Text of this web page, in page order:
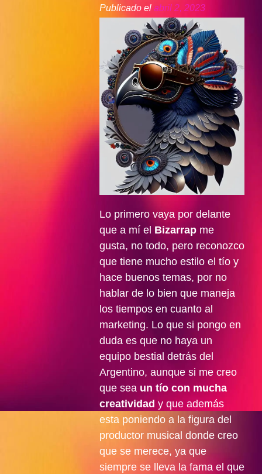
Publicado el abril 2, 2023
Lo primero vaya por delante
que a mí el Bizarrapme
gusta, no todo, pero reconozco
que tiene mucho estilo el tío y
hace buenos temas, por no
hablar de lo bien que maneja
los tiempos en cuanto al
marketing. Lo que si pongo en
duda es que no haya un
equipo bestial detrás del
Argentino, aunque si me creo
que sea un tío con mucha
creatividad y que además
esta poniendo a la figura del
productor musical donde creo
que se merece, ya que
siempre se lleva la fama el que